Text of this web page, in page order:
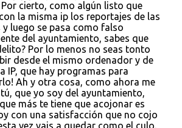
cierto, como algún listo que
la misma ip los reportajes de las
luego se pasa como falso
del ayuntamiento, sabes que
Por lo menos no seas tonto
desde el mismo ordenador y de
IP, que hay programas para
Ah y otra cosa, como ahora me
que yo soy del ayuntamiento,
más te tiene que acojonar es
con una satisfacción que no cojo
vez vais a quedar como el culo.